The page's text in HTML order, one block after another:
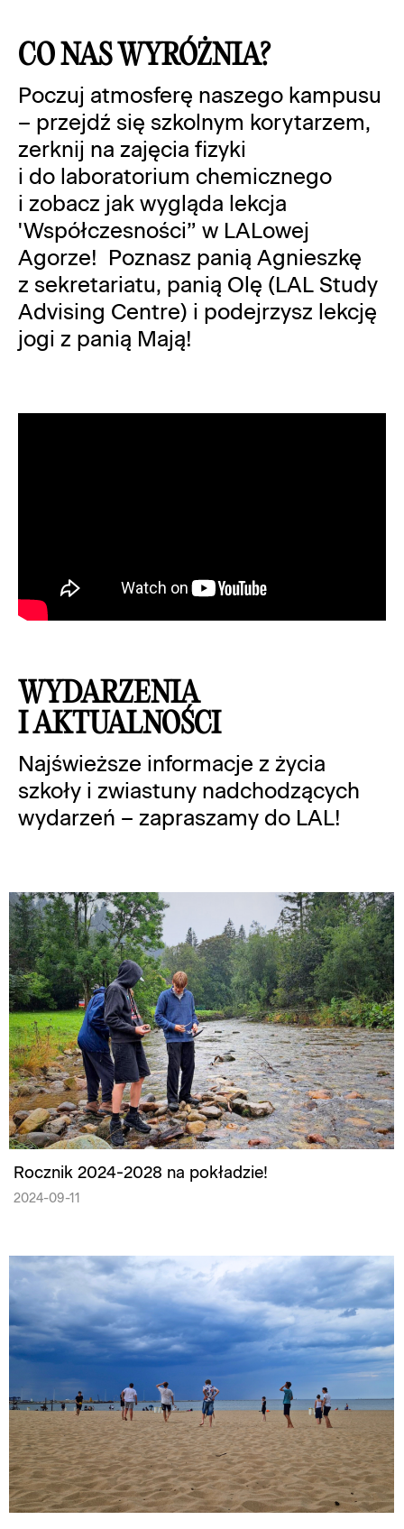
CO NAS WYRÓŻNIA?
Poczuj atmosferę naszego kampusu
– przejdź się szkolnym korytarzem,
zerknij na zajęcia fizyki
i do laboratorium chemicznego
i zobacz jak wygląda lekcja
'Współczesności” w LALowej
Agorze! Poznasz panią Agnieszkę
z sekretariatu, panią Olę (LAL Study
Advising Centre) i podejrzysz lekcję
jogi z panią Mają!
WYDARZENIA
I AKTUALNOŚCI
Najświeższe informacje z życia
szkoły i zwiastuny nadchodzących
wydarzeń – zapraszamy do LAL!
Rocznik 2024-2028 na pokładzie!
2024-09-11